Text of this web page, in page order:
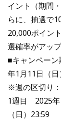
イント（期間
らに、抽選で
20,000ポイン
選確率がアップ
■キャンペー
年1月11日（日
※週の区切り：
1週目 2025年
（日）23:59